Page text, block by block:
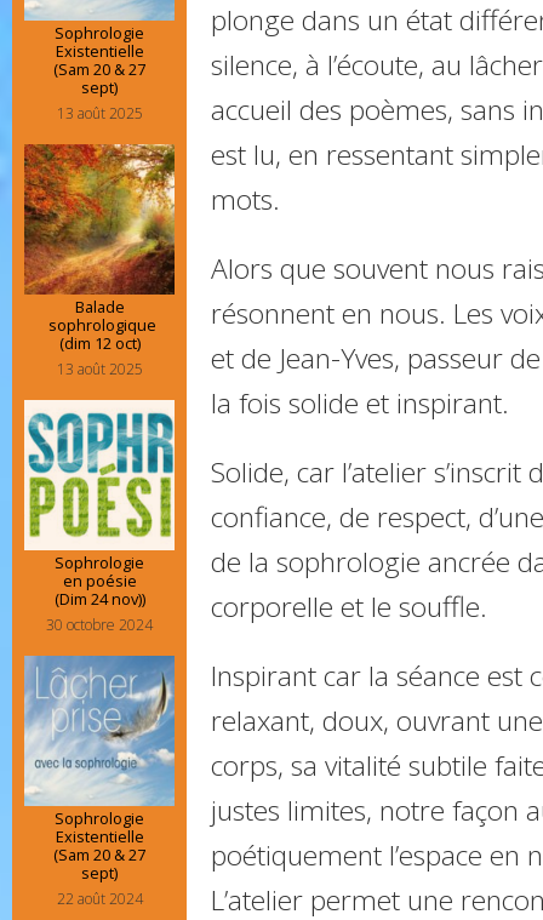
plonge dans un état
silence, à l’écoute, au
accueil des poèmes, sans
est lu, en ressentant
mots.
Alors que souvent nous
résonnent en nous. Les
et de Jean-Yves, passeur
la fois solide et inspirant.
Solide, car l’atelier
confiance, de respect,
de la sophrologie ancrée
corporelle et le souffle.
Inspirant car la séance est
relaxant, doux, ouvrant
corps, sa vitalité subtile
justes limites, notre façon
poétiquement l’espace en
L’atelier permet une
Sophrologie
Existentielle
(Sam 20 & 27
sept)
13 août 2025
Balade
sophrologique
(dim 12 oct)
13 août 2025
Sophrologie
en poésie
(Dim 24 nov))
30 octobre 2024
Sophrologie
Existentielle
(Sam 20 & 27
sept)
22 août 2024